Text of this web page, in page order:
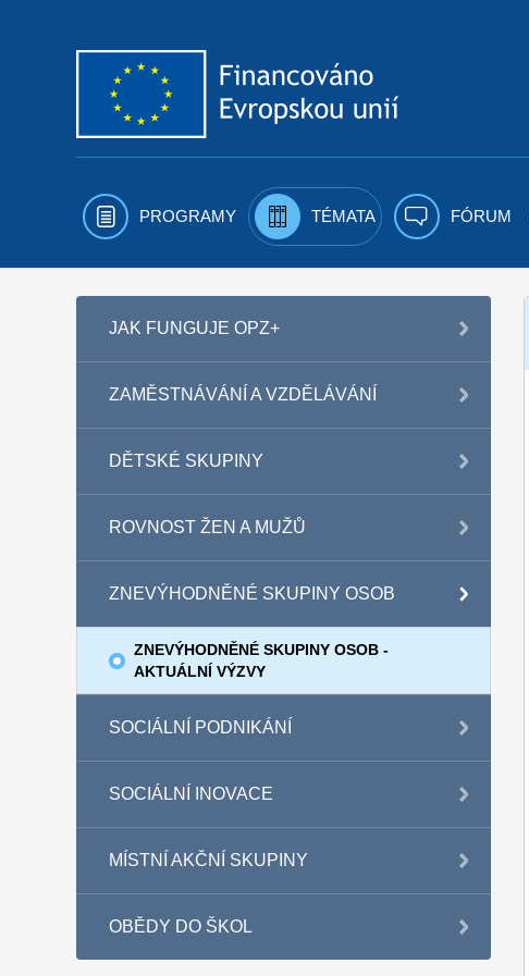
PROGRAMY TÉMATA FÓRUM
JAK FUNGUJE OPZ+
ZAMĚSTNÁVÁNÍ A VZDĚLÁVÁNÍ
DĚTSKÉ SKUPINY
ROVNOST ŽEN A MUŽŮ
ZNEVÝHODNĚNÉ SKUPINY OSOB
ZNEVÝHODNĚNÉ SKUPINY OSOB -
AKTUÁLNÍ VÝZVY
SOCIÁLNÍ PODNIKÁNÍ
SOCIÁLNÍ INOVACE
MÍSTNÍ AKČNÍ SKUPINY
OBĚDY DO ŠKOL